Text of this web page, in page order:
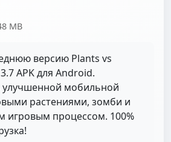
MB
версию Plants vs
APK для Android.
улучшенной мобильной
растениями, зомби и
игровым процессом. 100%